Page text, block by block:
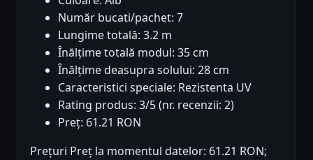
Număr bucati/pachet: 7
Lungime totală: 3.2 m
Înălțime totală modul: 35 cm
Înălțime deasupra solului: 28 cm
Caracteristici speciale: Rezistenta UV
Rating produs: 3/5 (nr. recenzii: 2)
Preț: 61.21 RON
Prețuri Preț la momentul datelor: 61.21 RON;